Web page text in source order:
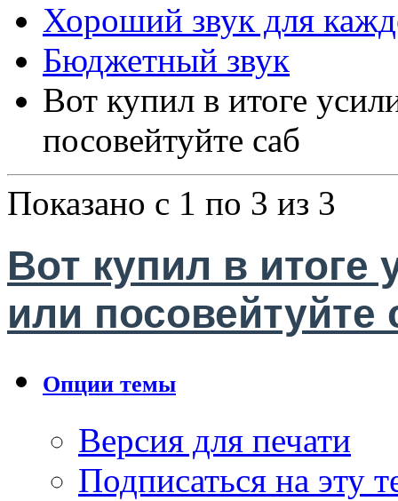
Хороший звук для
Бюджетный звук
Вот купил в итоге
посовейтуйте саб
Показано с 1 по 3 из 3
Вот купил в итоге
или посовейтуйте
Опции темы
Версия для печати
Подписаться на эту